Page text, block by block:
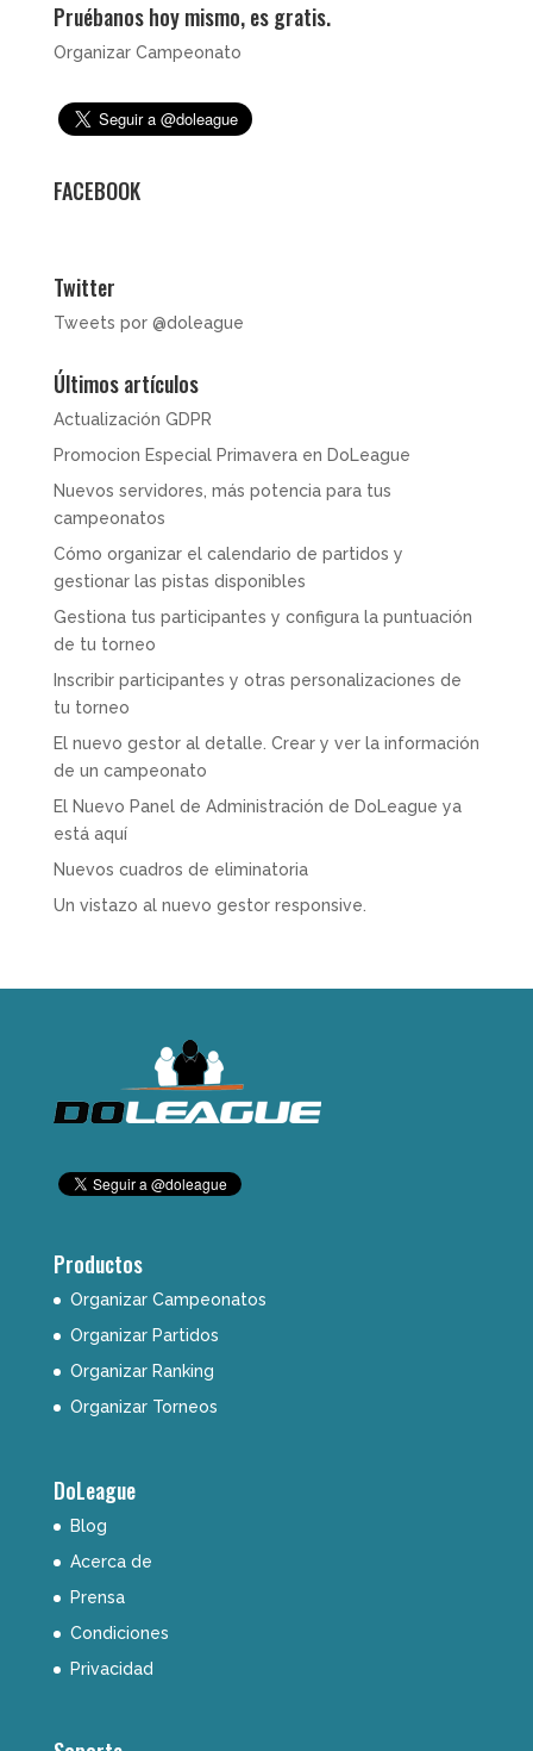
Pruébanos hoy mismo, es gratis.
Organizar Campeonato
FACEBOOK
Twitter
Tweets por @doleague
Últimos artículos
Actualización GDPR
Promocion Especial Primavera en DoLeague
Nuevos servidores, más potencia para tus
campeonatos
Cómo organizar el calendario de partidos y
gestionar las pistas disponibles
Gestiona tus participantes y configura la puntuación
de tu torneo
Inscribir participantes y otras personalizaciones de
tu torneo
El nuevo gestor al detalle. Crear y ver la información
de un campeonato
El Nuevo Panel de Administración de DoLeague ya
está aquí
Nuevos cuadros de eliminatoria
Un vistazo al nuevo gestor responsive.
Productos
Organizar Campeonatos
Organizar Partidos
Organizar Ranking
Organizar Torneos
DoLeague
Blog
Acerca de
Prensa
Condiciones
Privacidad